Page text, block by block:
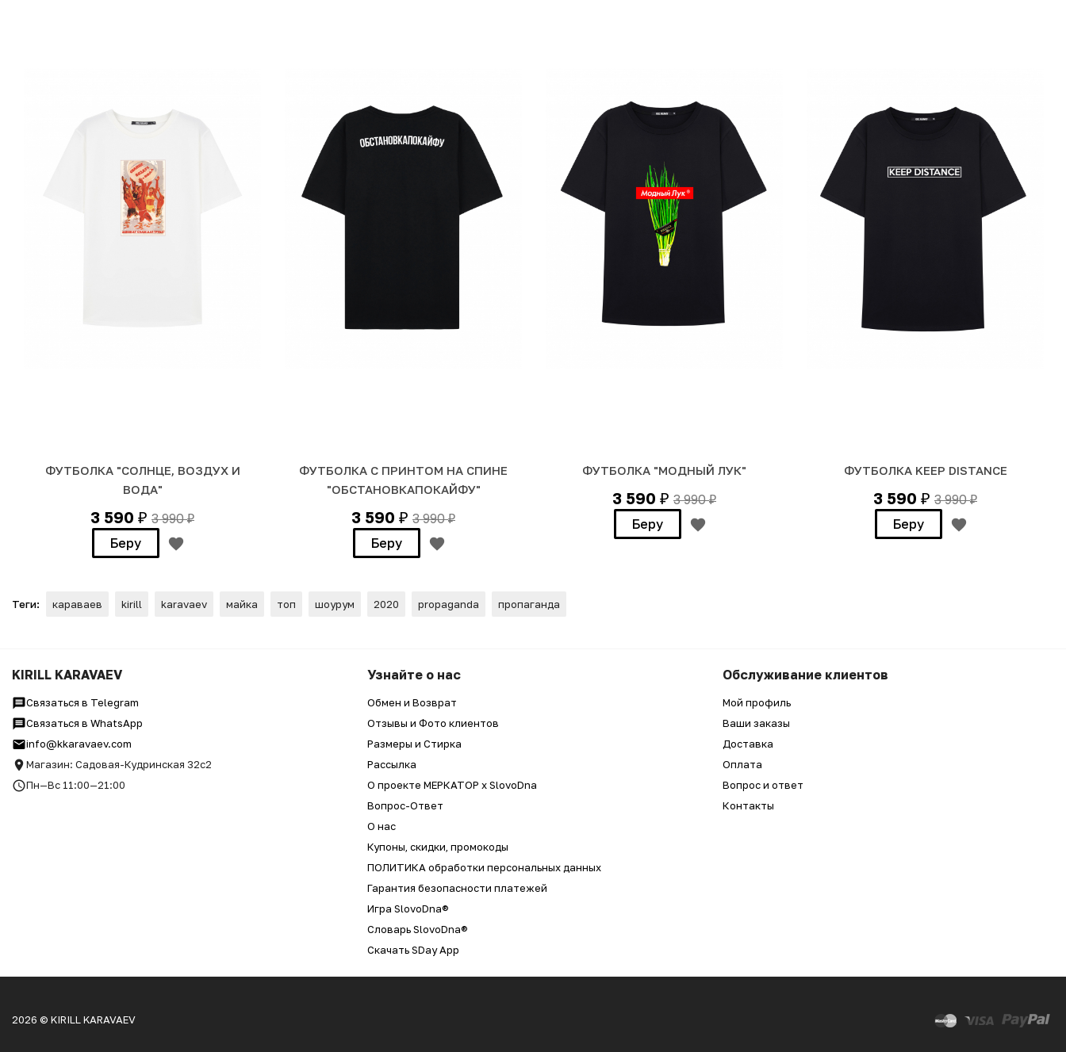
ФУТБОЛКА "СОЛНЦЕ, ВОЗДУХ И
ВОДА"
3 590 ₽ 3 990₽
Беру
ФУТБОЛКА С ПРИНТОМ НА СПИНЕ
"ОБСТАНОВКАПОКАЙФУ"
3 590 ₽ 3 990₽
Беру
ФУТБОЛКА "МОДНЫЙ ЛУК"
3 590 ₽ 3 990₽
Беру
ФУТБОЛКА KEEP DISTANCE
3 590 ₽ 3 990₽
Беру
Теги: караваев kirill karavaev майка топ шоурум 2020 propaganda пропаганда
KIRILL KARAVAEV
Связаться в Telegram
Связаться в WhatsApp
info@kkaravaev.com
Магазин: Садовая-Кудринская 32с2
Пн—Вс 11:00—21:00
Узнайте о нас
Обмен и Возврат
Отзывы и Фото клиентов
Размеры и Стирка
Рассылка
О проекте МЕРКАТОР x SlovoDna
Вопрос-Ответ
О нас
Купоны, скидки, промокоды
ПОЛИТИКА обработки персональных данных
Гарантия безопасности платежей
Игра SlovoDna®
Словарь SlovoDna®
Скачать SDay App
Обслуживание клиентов
Мой профиль
Ваши заказы
Доставка
Оплата
Вопрос и ответ
Контакты
2026 © KIRILL KARAVAEV